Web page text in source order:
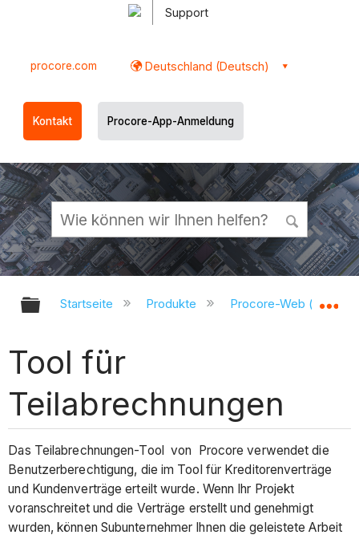
Support
procore.com Deutschland (Deutsch)
Kontakt Procore-App-Anmeldung
Globale Hierarchie auf- und
Startseite Produkte Procore-Web
Tool für
Teilabrechnungen
Das Teilabrechnungen-Tool von Procore verwendet die
Benutzerberechtigung, die im Tool für Kreditorenverträge
und Kundenverträge erteilt wurde. Wenn Ihr Projekt
voranschreitet und die Verträge erstellt und genehmigt
wurden, können Subunternehmer Ihnen die geleistete Arbeit